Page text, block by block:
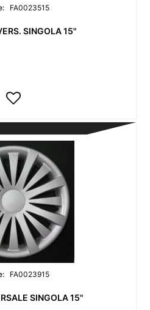
FA0023515
SINGOLA 15"
FA0023915
SINGOLA 15"